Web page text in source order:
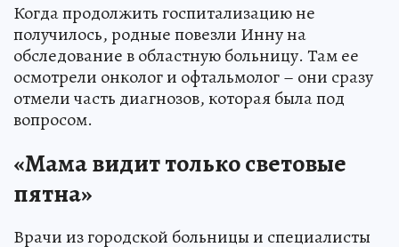
Когда продолжить госпитализацию не
получилось, родные повезли Инну на
обследование в областную больницу. Там ее
осмотрели онколог и офтальмолог – они сразу
отмели часть диагнозов, которая была под
вопросом.
«Мама видит только световые
пятна»
Врачи из городской больницы и специалисты